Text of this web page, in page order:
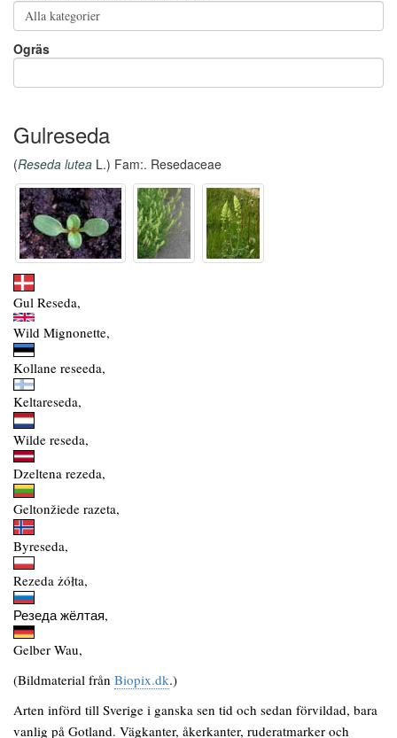
Ogräs
Gulreseda
(Reseda lutea L.) Fam:. Resedaceae
Gul Reseda,
Wild Mignonette,
Kollane reseeda,
Keltareseda,
Wilde reseda,
Dzeltena rezeda,
Geltonžiede razeta,
Byreseda,
Rezeda żółta,
Резеда жёлтая,
Gelber Wau,
(Bildmaterial från Biopix.dk.)
Arten införd till Sverige i ganska sen tid och sedan förvildad, bara
vanlig på Gotland. Vägkanter, åkerkanter, ruderatmarker och